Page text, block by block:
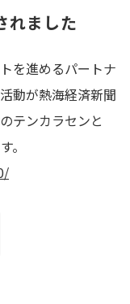
れました
を進めるパートナ
動が熱海経済新聞
テンカラセンと
。